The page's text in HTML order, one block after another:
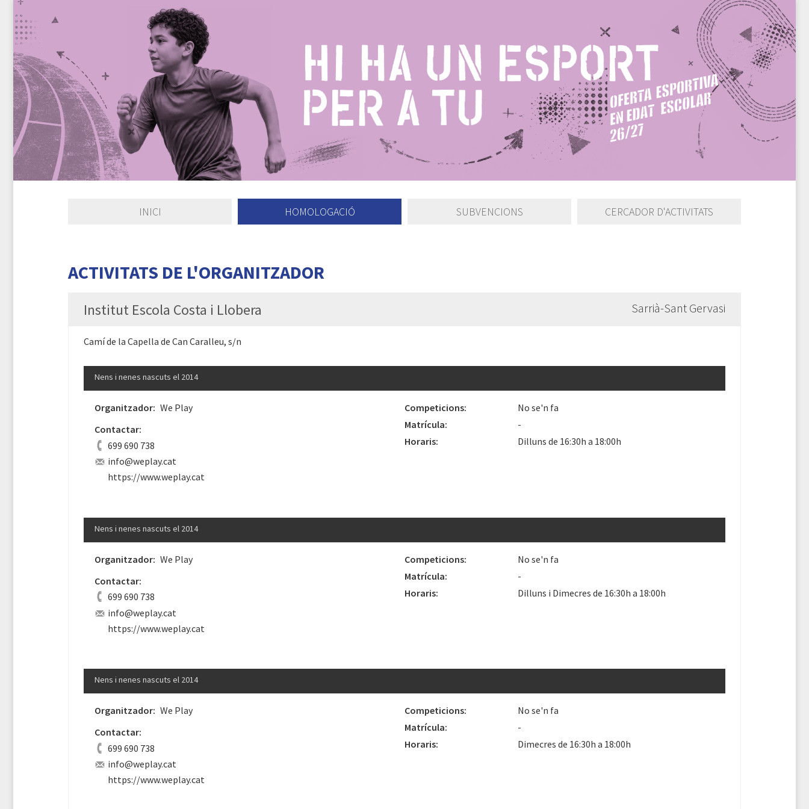
INICI HOMOLOGACIÓ SUBVENCIONS CERCADOR D'ACTIVITATS
ACTIVITATS DE L'ORGANITZADOR
Institut Escola Costa i Llobera Sarrià-Sant Gervasi
Camí de la Capella de Can Caralleu, s/n
Nens i nenes nascuts el 2014
Organitzador: We Play
Contactar:
699 690 738
info@weplay.cat
https://www.weplay.cat
Competicions:
No se'n fa
Matrícula:
-
Horaris:
Dilluns de 16:30h a 18:00h
Nens i nenes nascuts el 2014
Organitzador: We Play
Contactar:
699 690 738
info@weplay.cat
https://www.weplay.cat
Competicions:
No se'n fa
Matrícula:
-
Horaris:
Dilluns i Dimecres de 16:30h a 18:00h
Nens i nenes nascuts el 2014
Organitzador: We Play
Contactar:
699 690 738
info@weplay.cat
https://www.weplay.cat
Competicions:
No se'n fa
Matrícula:
-
Horaris:
Dimecres de 16:30h a 18:00h